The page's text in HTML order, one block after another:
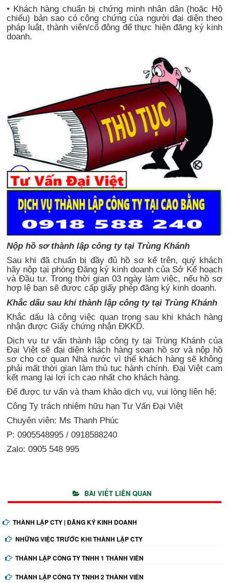
• Khách hàng chuẩn bị chứng minh nhân dân (hoặc Hộ
chiếu) bản sao có công chứng của người đại diện theo
pháp luật, thành viên/cổ đông để thực hiện đăng ký kinh
doanh.
Nộp hồ sơ thành lập công ty tại Trùng Khánh
Sau khi đã chuẩn bị đầy đủ hồ sơ kể trên, quý khách
hãy nộp tại phòng Đăng ký kinh doanh của Sở Kế hoạch
và Đầu tư. Trong thời gian 03 ngày làm việc, nếu hồ sơ
hợp lệ bạn sẽ được cấp giấy phép đăng ký kinh doanh.
Khắc dấu sau khi thành lập công ty tại Trùng Khánh
Khắc dấu là công việc quan trọng sau khi khách hàng
nhận được Giấy chứng nhận ĐKKD.
Dịch vụ tư vấn thành lập công ty tại Trùng Khánh của
Đại Việt sẽ đại diện khách hàng soạn hồ sơ và nộp hồ
sơ cho cơ quan Nhà nước vì thế khách hàng sẽ không
phải mất thời gian làm thủ tục hành chính. Đại Việt cam
kết mang lại lợi ích cao nhất cho khách hàng.
Để được tư vấn và tham khảo dịch vụ, vui lòng liên hệ:
Công Ty trách nhiệm hữu hạn Tư Vấn Đại Việt
Chuyên viên: Ms Thanh Phúc
P: 0905548995 / 0918588240
Zalo: 0905 548 995
BÀI VIẾT LIÊN QUAN
THÀNH LẬP CTY | ĐĂNG KÝ KINH DOANH
NHỮNG VIỆC TRƯỚC KHI THÀNH LẬP CTY
THÀNH LẬP CÔNG TY TNHH 1 THÀNH VIÊN
THÀNH LẬP CÔNG TY TNHH 2 THÀNH VIÊN